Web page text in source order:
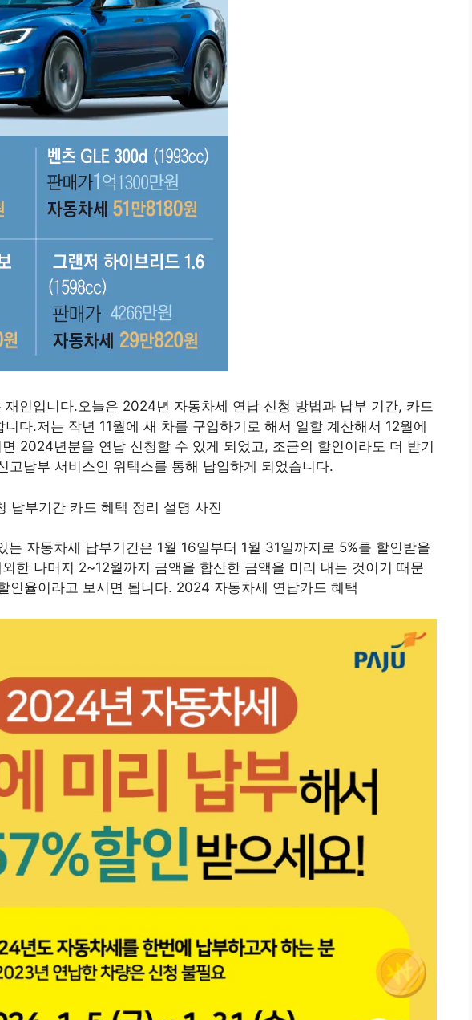
재인입니다.오늘은 2024년 자동차세 연납 신청 방법과 납부 기간, 카드
다.저는 작년 11월에 새 차를 구입하기로 해서 일할 계산해서 12월에
2024년분을 연납 신청할 수 있게 되었고, 조금의 할인이라도 더 받기
고납부 서비스인 위택스를 통해 납입하게 되었습니다.
는 자동차세 납부기간은 1월 16일부터 1월 31일까지로 5%를 할인받을
한 나머지 2~12월까지 금액을 합산한 금액을 미리 내는 것이기 때문
인율이라고 보시면 됩니다. 2024 자동차세 연납카드 혜택